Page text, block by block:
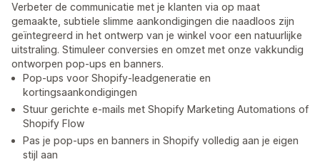
Verbeter de communicatie met je klanten via op maat
gemaakte, subtiele slimme aankondigingen die naadloos zijn
geïntegreerd in het ontwerp van je winkel voor een natuurlijke
uitstraling. Stimuleer conversies en omzet met onze vakkundig
ontworpen pop-ups en banners.
Pop-ups voor Shopify-leadgeneratie en
kortingsaankondigingen
Stuur gerichte e-mails met Shopify Marketing Automations of
Shopify Flow
Pas je pop-ups en banners in Shopify volledig aan je eigen
stijl aan